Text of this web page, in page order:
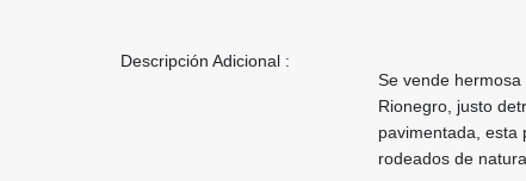
Descripción Adicional :
Se vende
Rionegro, justo
pavimentada, esta
rodeados de